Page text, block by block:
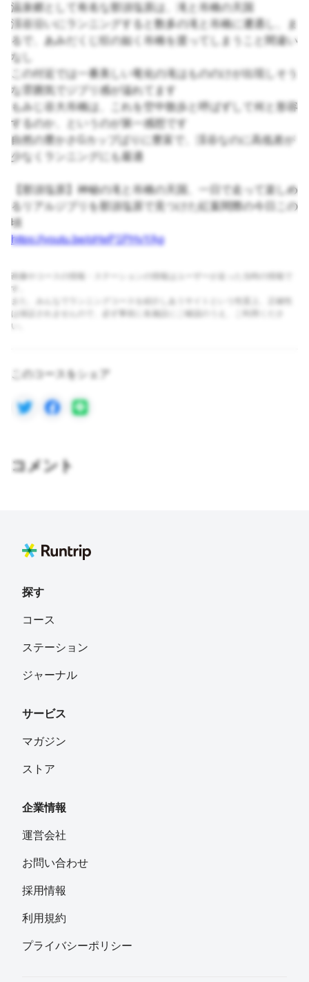
温泉郷として有名な那須塩原は、滝と吊橋の天国
渓谷沿いにランニングすると数多の滝と吊橋に遭遇し、ま
るで、あみだくじ狂の如く吊橋を渡ってしまうこと間違い
なし
この付近では一番美しい竜化の滝はもののけが出現しそう
な雰囲気でジブリ感が溢れてます
もみじ谷大吊橋は、これを空中散歩と呼ばずして何と形容
するのか、というのが第一感想です
自然の豊かさGカップばりに豊富で、渓谷なのに高低差が
少なくランニングにも最適
【那須塩原】神秘の滝と吊橋の天国、一日で走って楽しめ
るリアルジブリを那須塩原で見つけた紅葉間際の今日この
頃
https://youtu.be/oHeP1PHvYAg
画像やコースの情報・ステーションの情報はユーザーが走った当時の情報で
す。
また、みんなでランニングコースを紹介しあうサイトという性質上、正確性
は保証されませんので、必ず事前に各施設にご確認のうえ、ご利用くださ
い。
このコースをシェア
コメント
探す
コース
ステーション
ジャーナル
サービス
マガジン
ストア
企業情報
運営会社
お問い合わせ
採用情報
利用規約
プライバシーポリシー